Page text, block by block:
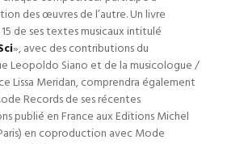
des œuvres de l’autre. Un livre
de ses textes musicaux intitulé
», avec des contributions du
Leopoldo Siano et de la musicologue /
Lissa Meridan, comprendra également
Records de ses récentes
publié en France aux Editions Michel
en coproduction avec Mode